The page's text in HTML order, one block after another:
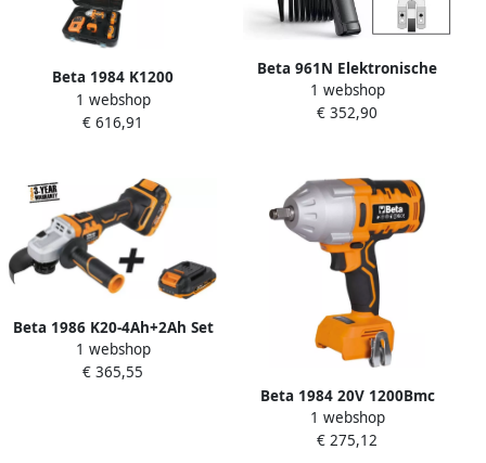
Beta 1984 K1200
Omschakelbare
Slagmoersleutel 019840120
1 webshop
€ 616,91
Beta 961N Elektronische
Video Endoscoop Flex
009610030
1 webshop
€ 352,90
Beta 1986 K20-4Ah+2Ah Set
+ 2Ah Accu 20V 019860022
1 webshop
€ 365,55
Beta 1984 20V 1200Bmc
Omkeerbare
Slagmoersleutel 20V
1 webshop
€ 275,12